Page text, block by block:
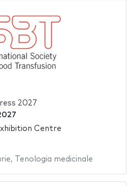
2027
Centre
, Tenologia medicinale